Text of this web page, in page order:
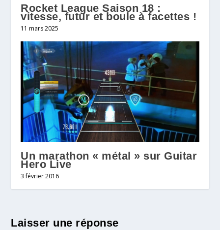
Rocket League Saison 18 :
vitesse, futur et boule à facettes !
11 mars 2025
Un marathon « métal » sur Guitar
Hero Live
3 février 2016
Laisser une réponse